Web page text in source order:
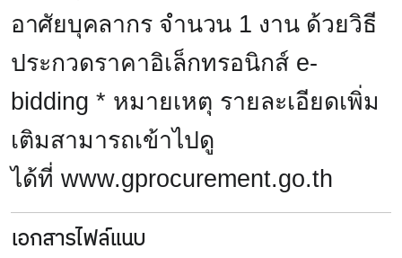
อาศัยบุคลากร จำนวน 1 งานด้วยวิธี
ประกวดราคาอิเล็กทรอนิกส์ e-
bidding * หมายเหตุ รายละเอียดเพิ่ม
เติมสามารถเข้าไปดู
ได้ที่ www.gprocurement.go.th
เอกสารไฟล์แนบ